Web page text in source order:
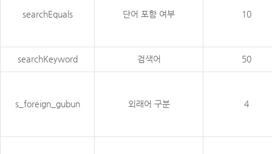
searchEquals 단어 포함 여부 10
searchKeyword 검색어 50
s_foreign_gubun 외래어 구분 4